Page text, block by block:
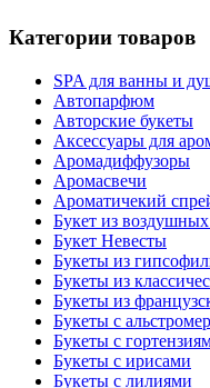
Категории товаров
SPA для ванны и
Автопарфюм
Авторские букеты
Аксессуары для
Аромадиффузоры
Аромасвечи
Ароматичекий
Букет из
Букет Невесты
Букеты из
Букеты из
Букеты из
Букеты с
Букеты с
Букеты с ирисами
Букеты с лилиями